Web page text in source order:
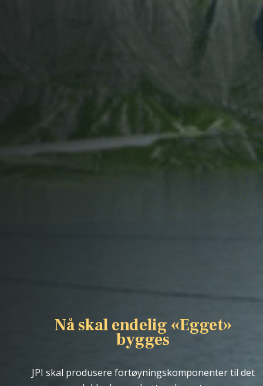
Nå skal endelig «Egget»
bygges
JPI skal produsere fortøyningskomponenter til det